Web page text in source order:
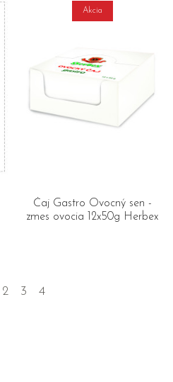
Akcia
Čaj Gastro Ovocný sen -
zmes ovocia 12x50g Herbex
2 3 4